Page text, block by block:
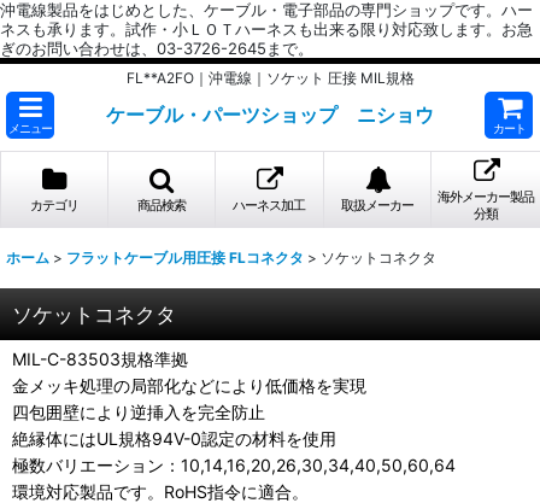
沖電線製品をはじめとした、ケーブル・電子部品の専門ショップです。ハー
ネスも承ります。試作・小ＬＯＴハーネスも出来る限り対応致します。お急
ぎのお問い合わせは、03-3726-2645まで。
FL**A2FO｜沖電線｜ソケット 圧接 MIL規格
メニュー
ケーブル・パーツショップ ニショウ
カート
カテゴリ 商品検索 ハーネス加工 取扱メーカー
海外メーカー製品
分類
ホーム > フラットケーブル用圧接 FLコネクタ > ソケットコネクタ
ソケットコネクタ
MIL-C-83503規格準拠
金メッキ処理の局部化などにより低価格を実現
四包囲壁により逆挿入を完全防止
絶縁体にはUL規格94V-0認定の材料を使用
極数バリエーション：10,14,16,20,26,30,34,40,50,60,64
環境対応製品です。RoHS指令に適合。